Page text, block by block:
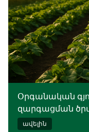
Օրգանական
զարգացման
ավելին